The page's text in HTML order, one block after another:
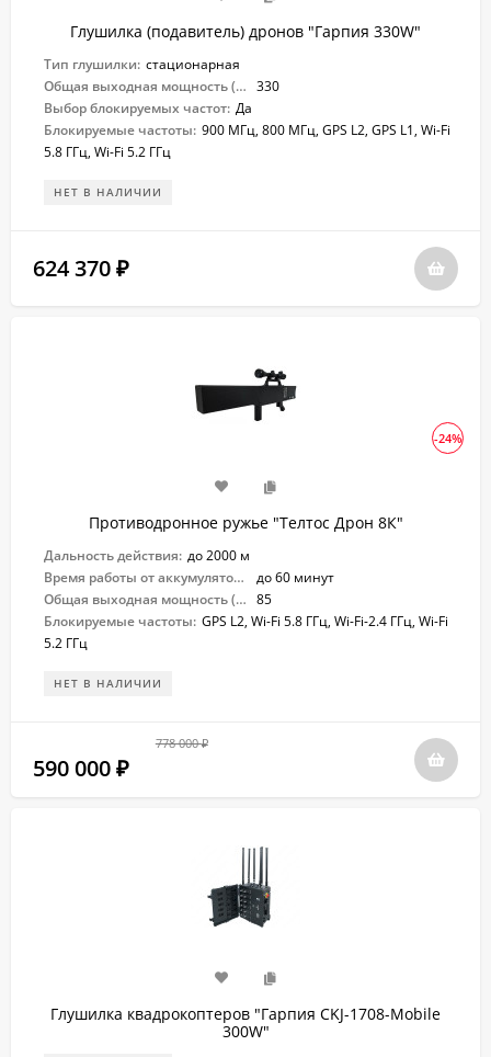
Глушилка (подавитель) дронов "Гарпия 330W"
Тип глушилки: стационарная
Общая выходная мощность (Вт): 330
Выбор блокируемых частот: Да
Блокируемые частоты: 900 МГц, 800 МГц, GPS L2, GPS L1, Wi-Fi
5.8 ГГц, Wi-Fi 5.2 ГГц
НЕТ В НАЛИЧИИ
624 370 ₽
-24%
Противодронное ружье "Телтос Дрон 8К"
Дальность действия: до 2000 м
Время работы от аккумулятора:
до 60 минут
Общая выходная мощность (Вт): 85
Блокируемые частоты: GPS L2, Wi-Fi 5.8 ГГц, Wi-Fi-2.4 ГГц, Wi-Fi
5.2 ГГц
НЕТ В НАЛИЧИИ
778 000₽
590 000 ₽
Глушилка квадрокоптеров "Гарпия CKJ-1708-Mobile
300W"